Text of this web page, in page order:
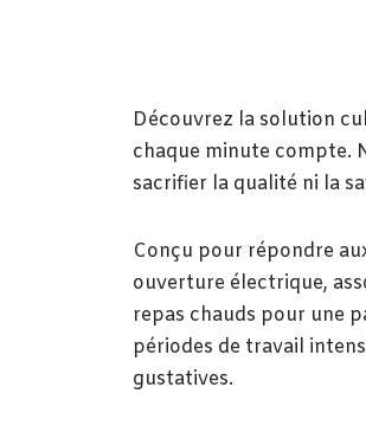
Découvrez la solution
chaque minute compte.
sacrifier la qualité ni la
Conçu pour répondre
ouverture électrique,
repas chauds pour une
périodes de travail
gustatives.